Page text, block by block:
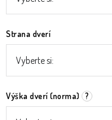
Strana dverí
Výška dverí (norma) ?